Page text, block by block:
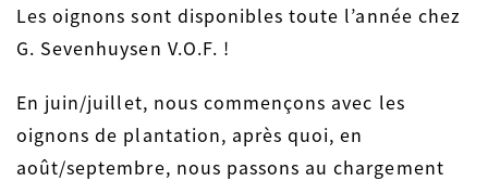
Les oignons sont disponibles toute l’année chez
G. Sevenhuysen V.O.F. !
En juin/juillet, nous commençons avec les
oignons de plantation, après quoi, en
août/septembre, nous passons au chargement